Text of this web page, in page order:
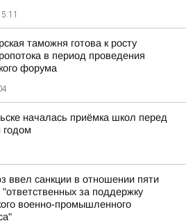
таможня готова к росту
в период проведения
форума
началась приёмка школ перед
ввел санкции в отношении пяти
"ответственных за поддержку
военно-промышленного